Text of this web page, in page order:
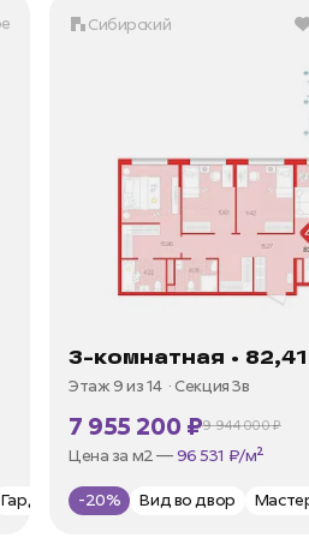
Гардеробная Два санузла
Сибирский
3-комнатная • 82,41
Этаж 9 из 14 Секция 3в
7 955 200 ₽9 944 000 ₽
В ипотеку —от 35 973 ₽/мес
Цена за м2 —96 531 ₽/м²
-20% Вид во двор